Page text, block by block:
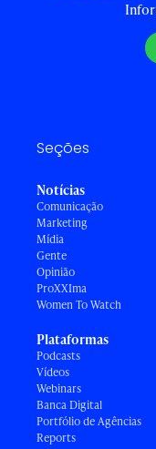
Seções
Notícias
Comunicação
Marketing
Mídia
Gente
Opinião
ProXXIma
Women To Watch
Plataformas
Podcasts
Vídeos
Webinars
Banca Digital
Portfólio de Agências
Reports